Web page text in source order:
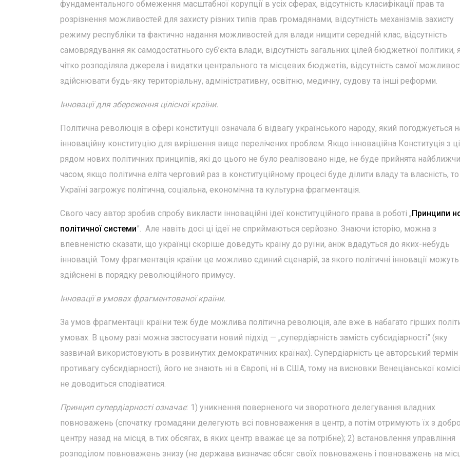
фундаментального обмеження масштабної корупції в усіх сферах, відсутність класифікації прав та
розрізнення можливостей для захисту різних типів прав громадянами, відсутність механізмів захисту
режиму республіки та фактично надання можливостей для влади нищити середній клас, відсутність
самоврядування як самодостатнього суб’єкта влади, відсутність загальних цілей бюджетної політики,
чітко розподіляла джерела і видатки центрального та місцевих бюджетів, відсутність самої
здійснювати будь-яку територіальну, адміністративну, освітню, медичну, судову та інші реформи.
Інновації для збереження цілісної країни.
Політична революція в сфері конституції означала б відвагу українського народу, який погоджується
інноваційну конституцію для вирішення вище перелічених проблем. Якщо інноваційна Конституція з
рядом нових політичних принципів, які до цього не було реалізовано ніде, не буде прийнята
часом, якщо політична еліта черговий раз в конституційному процесі буде ділити владу та власність, то
Україні загрожує політична, соціальна, економічна та культурна фрагментація.
Свого часу автор зробив спробу викласти інноваційні ідеї конституційного права в роботі „Принципи
політичної системи”. Але навіть досі ці ідеї не сприймаються серйозно. Знаючи історію, можна з
впевненістю сказати, що українці скоріше доведуть країну до руїни, аніж вдадуться до яких-небудь
інновацій. Тому фрагментація країни це можливо єдиний сценарій, за якого політичні інновації можуть
здійснені в порядку революційного примусу.
Інновації в умовах фрагментованої країни.
За умов фрагментації країни теж буде можлива політична революція, але вже в набагато гірших
умовах. В цьому разі можна застосувати новий підхід — „супердіарність замість субсидіарності” (яку
зазвичай використовують в розвинутих демократичних країнах). Супердіарність це авторський термін
противагу субсидіарності), його не знають ні в Європі, ні в США, тому на висновки Венеціанської
не доводиться сподіватися.
Принцип супердіарності означає: 1) уникнення поверненого чи зворотного делегування владних
повноважень (спочатку громадяни делегують всі повноваження в центр, а потім отримують їх з
центру назад на місця, в тих обсягах, в яких центр вважає це за потрібне); 2) встановлення управління
розподілом повноважень знизу (не держава визначає обсяг своїх повноважень і повноважень на